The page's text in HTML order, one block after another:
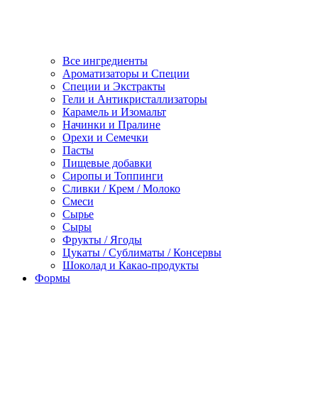
Все ингредиенты
Ароматизаторы и Специи
Специи и Экстракты
Гели и Антикристаллизаторы
Карамель и Изомальт
Начинки и Пралине
Орехи и Семечки
Пасты
Пищевые добавки
Сиропы и Топпинги
Сливки / Крем / Молоко
Смеси
Сырье
Сыры
Фрукты / Ягоды
Цукаты / Сублиматы / Консервы
Шоколад и Какао-продукты
Формы